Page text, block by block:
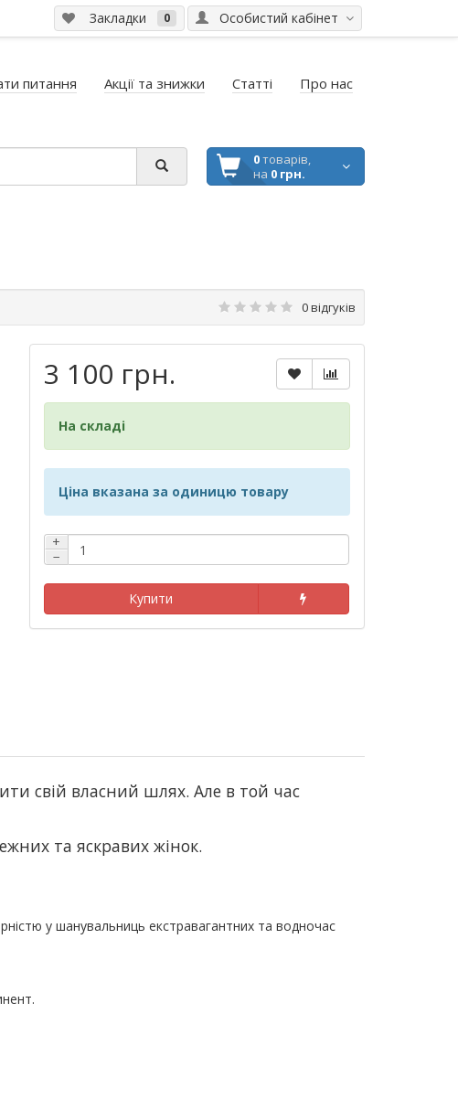
Особистий кабінет
Закладки 0
питання Акції та знижки Статті Про нас
0товарів,
на 0 грн.
0 відгуків
3 100 грн.
На складі
Ціна вказана за одиницю товару
+
−
Купити
свій власний шлях. Але в той час
та яскравих жінок.
у шанувальниць екстравагантних та водночас